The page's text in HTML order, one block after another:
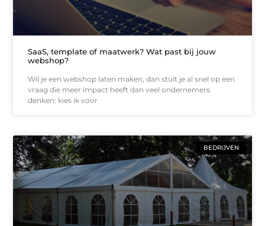
SaaS, template of maatwerk? Wat past bij jouw
webshop?
Wil je een webshop laten maken, dan stuit je al snel op een
vraag die meer impact heeft dan veel ondernemers
denken: kies ik voor
BEDRIJVEN